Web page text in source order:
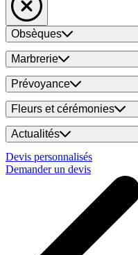
Obsèques
Marbrerie
Prévoyance
Fleurs et cérémonies
Actualités
Devis personnalisés
Demander un devis